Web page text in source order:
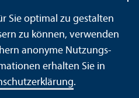
Sitemap
Sie optimal zu gestalten
zu können, verwenden
anonyme Nutzungs­
erhalten Sie in
.